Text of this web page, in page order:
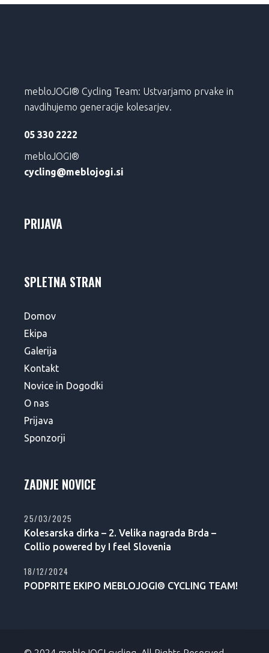
mebloJOGI® Cycling Team: Ustvarjamo prvake in
navdihujemo generacije kolesarjev.
05 330 2222
mebloJOGI®
cycling@meblojogi.si
PRIJAVA
SPLETNA STRAN
Domov
Ekipa
Galerija
Kontakt
Novice in Dogodki
O nas
Prijava
Sponzorji
ZADNJE NOVICE
Kolesarska dirka – 2. Velika nagrada Brda –
Collio powered by I feel Slovenia
25/03/2025
PODPRITE EKIPO MEBLOJOGI® CYCLING TEAM!
18/12/2024